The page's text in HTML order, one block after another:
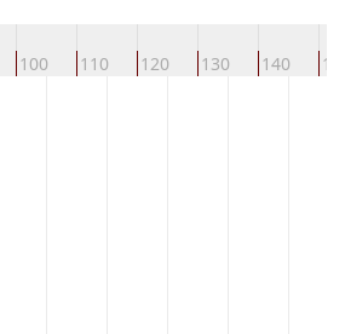
100 110 120 130 140